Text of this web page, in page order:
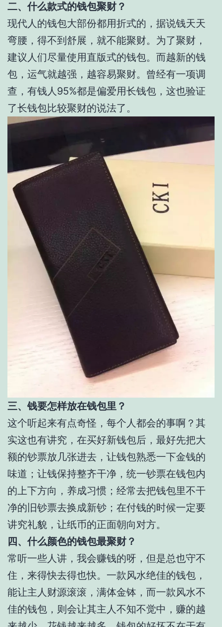
二、什么款式的钱包聚财？
现代人的钱包大部份都用折式的，据说钱天天
弯腰，得不到舒展，就不能聚财。为了聚财，
建议人们尽量使用直版式的钱包。而越新的钱
包，运气就越强，越容易聚财。曾经有一项调
查，有钱人95%都是偏爱用长钱包，这也验证
了长钱包比较聚财的说法了。
三、钱要怎样放在钱包里？
这个听起来有点奇怪，每个人都会的事啊？其
实这也有讲究，在买好新钱包后，最好先把大
额的钞票放几张进去，让钱包熟悉一下金钱的
味道；让钱保持整齐干净，统一钞票在钱包内
的上下方向，养成习惯；经常去把钱包里不干
净的旧钞票去换成新钞；在付钱的时候一定要
讲究礼貌，让纸币的正面朝向对方。
四、什么颜色的钱包最聚财？
常听一些人讲，我会赚钱的呀，但是总也守不
住，来得快去得也快。一款风水绝佳的钱包，
能让主人财源滚滚，满体金钵，而一款风水不
佳的钱包，则会让其主人不知不觉中，赚的越